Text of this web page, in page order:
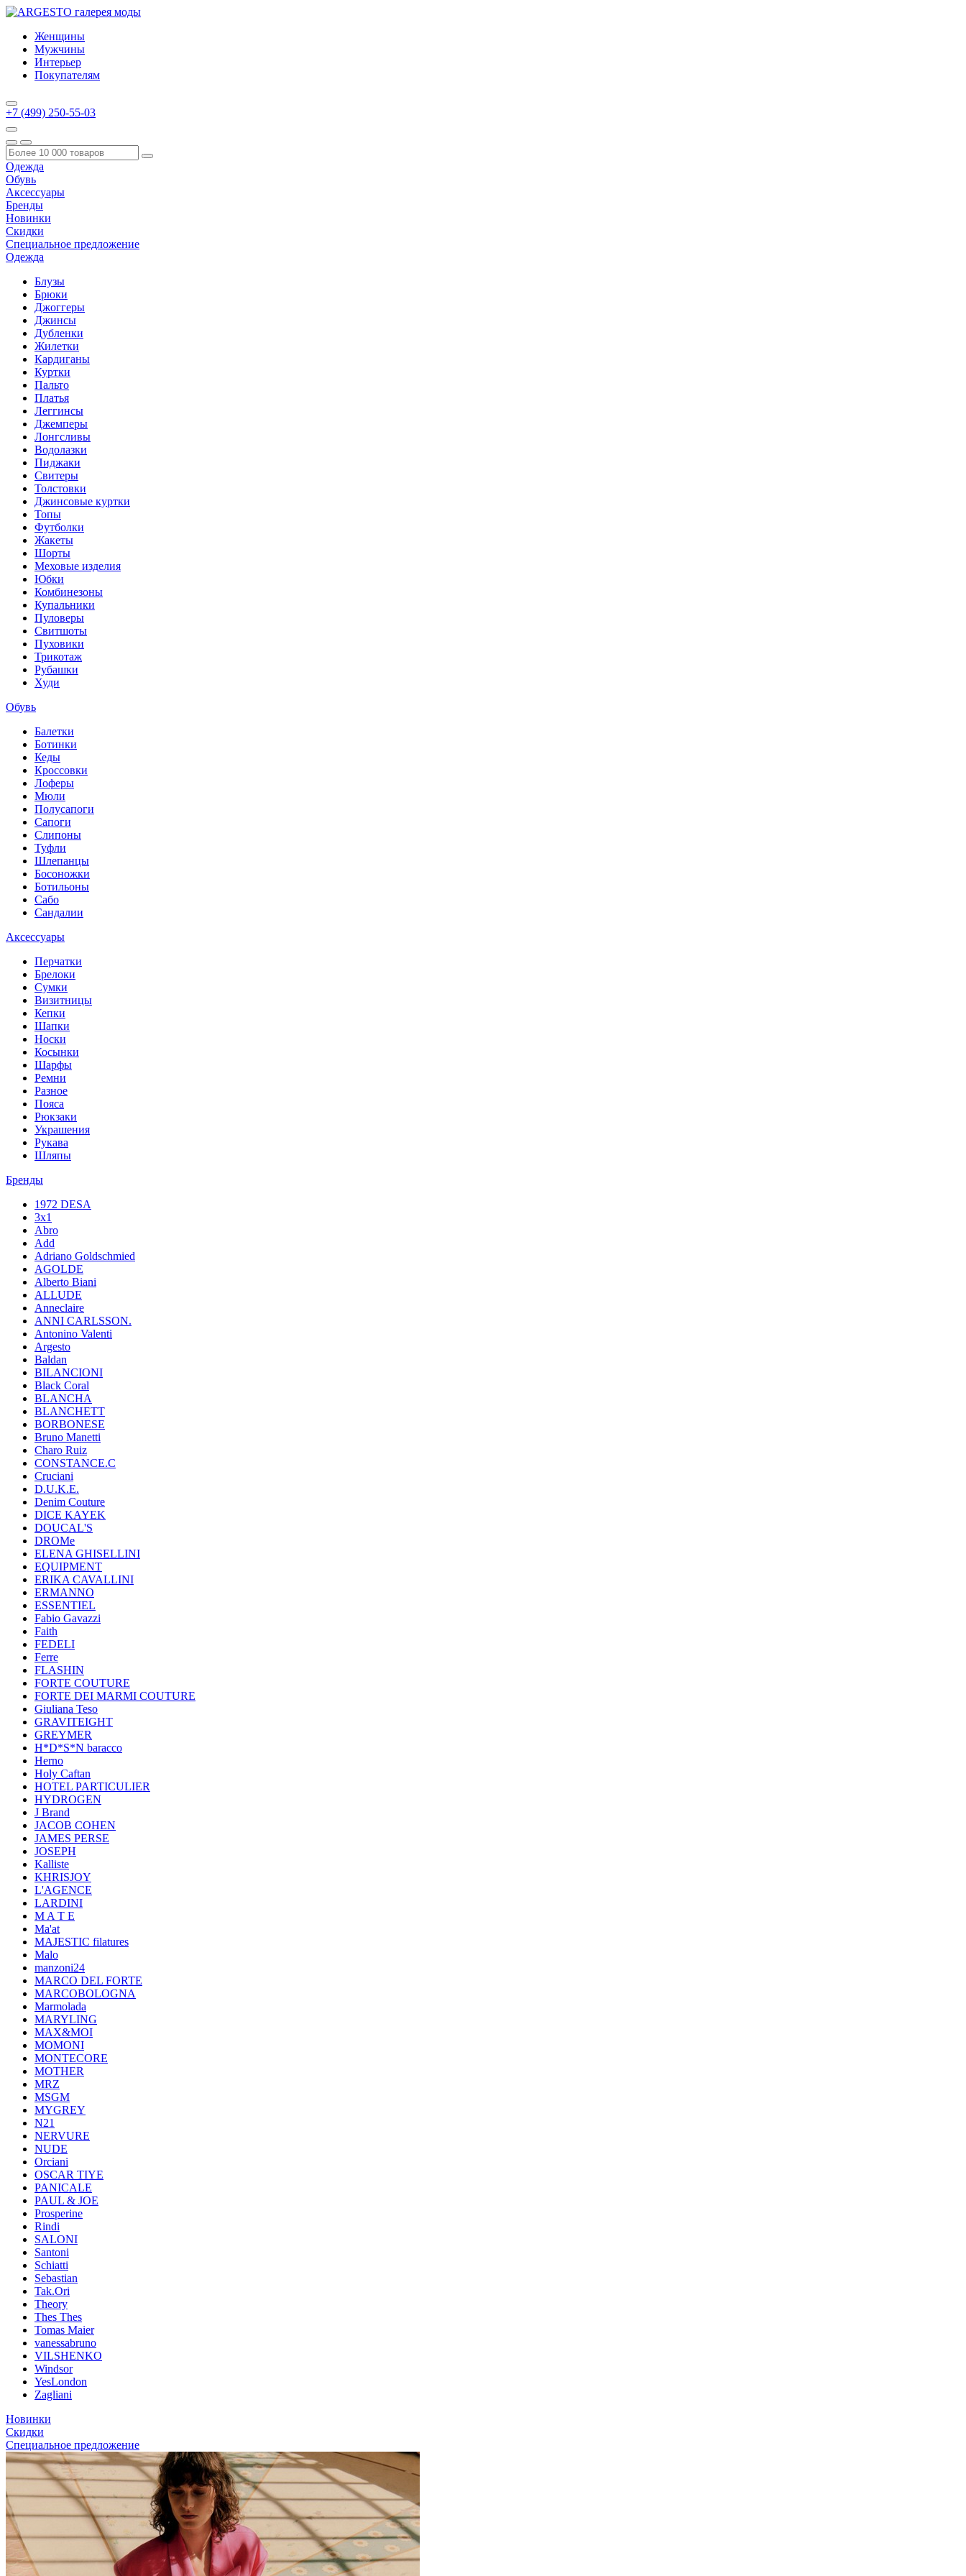
Женщины
Мужчины
Интерьер
Покупателям
+7 (499) 250-55-03
Одежда
Обувь
Аксессуары
Бренды
Новинки
Скидки
Специальное предложение
Одежда
Блузы
Брюки
Джоггеры
Джинсы
Дубленки
Жилетки
Кардиганы
Куртки
Пальто
Платья
Леггинсы
Джемперы
Лонгсливы
Водолазки
Пиджаки
Свитеры
Толстовки
Джинсовые куртки
Топы
Футболки
Жакеты
Шорты
Меховые изделия
Юбки
Комбинезоны
Купальники
Пуловеры
Свитшоты
Пуховики
Трикотаж
Рубашки
Худи
Обувь
Балетки
Ботинки
Кеды
Кроссовки
Лоферы
Мюли
Полусапоги
Сапоги
Слипоны
Туфли
Шлепанцы
Босоножки
Ботильоны
Сабо
Сандалии
Аксессуары
Перчатки
Брелоки
Сумки
Визитницы
Кепки
Шапки
Носки
Косынки
Шарфы
Ремни
Разное
Пояса
Рюкзаки
Украшения
Рукава
Шляпы
Бренды
1972 DESA
3x1
Abro
Add
Adriano Goldschmied
AGOLDE
Alberto Biani
ALLUDE
Anneclaire
ANNI CARLSSON.
Antonino Valenti
Argesto
Baldan
BILANCIONI
Black Coral
BLANCHA
BLANCHETT
BORBONESE
Bruno Manetti
Charo Ruiz
CONSTANCE.C
Cruciani
D.U.K.E.
Denim Couture
DICE KAYEK
DOUCAL'S
DROMe
ELENA GHISELLINI
EQUIPMENT
ERIKA CAVALLINI
ERMANNO
ESSENTIEL
Fabio Gavazzi
Faith
FEDELI
Ferre
FLASHIN
FORTE COUTURE
FORTE DEI MARMI COUTURE
Giuliana Teso
GRAVITEIGHT
GREYMER
H*D*S*N baracco
Herno
Holy Caftan
HOTEL PARTICULIER
HYDROGEN
J Brand
JACOB COHEN
JAMES PERSE
JOSEPH
Kalliste
KHRISJOY
L'AGENCE
LARDINI
M A T E
Ma'at
MAJESTIC filatures
Malo
manzoni24
MARCO DEL FORTE
MARCOBOLOGNA
Marmolada
MARYLING
MAX&MOI
MOMONI
MONTECORE
MOTHER
MRZ
MSGM
MYGREY
N21
NERVURE
NUDE
Orciani
OSCAR TIYE
PANICALE
PAUL & JOE
Prosperine
Rindi
SALONI
Santoni
Schiatti
Sebastian
Tak.Ori
Theory
Thes Thes
Tomas Maier
vanessabruno
VILSHENKO
Windsor
YesLondon
Zagliani
Новинки
Скидки
Специальное предложение